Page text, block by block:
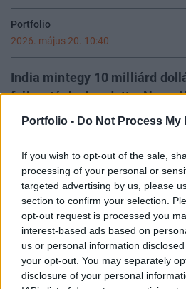
Portfolio - Do Not Process
If you wish to opt-out of the sale,
processing of your personal or
targeted advertising by us, please
section to confirm your selection.
opt-out request is processed you
interest-based ads based on
us or personal information
your opt-out. You may separately
disclosure of your personal
Portfolio
2026. május 20. 10:40
India mintegy 10 milliárd
fejlesztésbe kezdett a Nagy-
a projekt komoly aggályokat
Budapest Economic Forum
gazdaságpolitika, a választások
változhatnak meg a körülmények
magyar kormány és mivel néz
környezetben? Ez lesz a Portfolio
gazdaságpolitikai
témája.Információ és
szigetekhez tartozó...